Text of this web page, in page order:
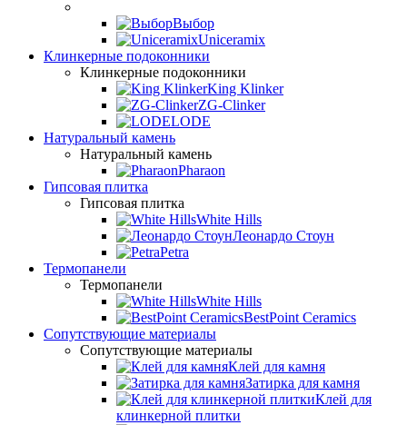
Выбор
Uniceramix
Клинкерные подоконники
Клинкерные подоконники
King Klinker
ZG-Clinker
LODE
Натуральный камень
Натуральный камень
Pharaon
Гипсовая плитка
Гипсовая плитка
White Hills
Леонардо Стоун
Petra
Термопанели
Термопанели
White Hills
BestPoint Ceramics
Сопутствующие материалы
Сопутствующие материалы
Клей для камня
Затирка для камня
Клей для
клинкерной плитки